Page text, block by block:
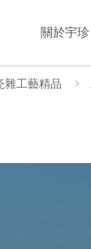
關於宇珍
雜工藝精品